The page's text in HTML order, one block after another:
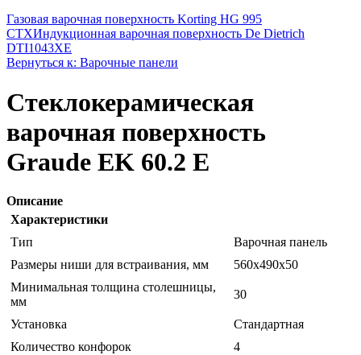
Газовая варочная поверхность Korting HG 995
CTXИндукционная варочная поверхность De Dietrich
DTI1043XE
Вернуться к: Варочные панели
Стеклокерамическая
варочная поверхность
Graude EK 60.2 E
Описание
Характеристики
Тип
Варочная панель
Размеры ниши для встраивания, мм
560х490х50
Минимальная толщина столешницы,
мм
30
Установка
Стандартная
Количество конфорок
4